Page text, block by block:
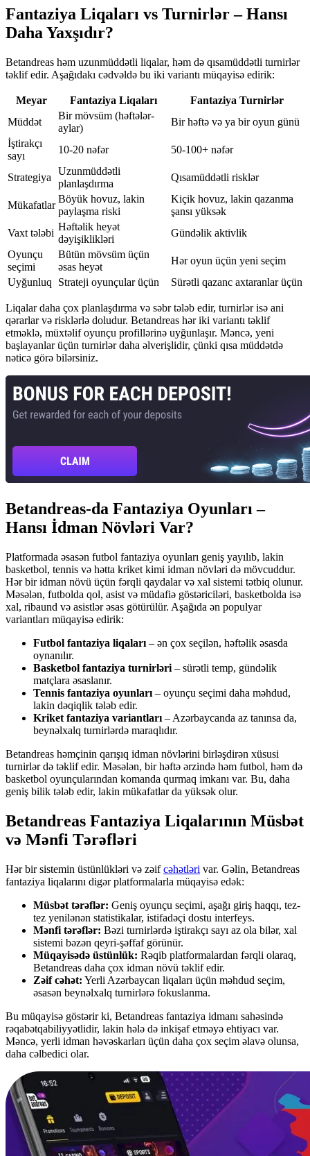
Fantaziya Liqaları vs Turnirlər – Hansı
Daha Yaxşıdır?
Betandreas həm uzunmüddətli liqalar, həm də qısamüddətli turnirlər
təklif edir. Aşağıdakı cədvəldə bu iki variantı müqayisə edirik:
Meyar Fantaziya Liqaları
Fantaziya Turnirlər
Müddət
Bir mövsüm (həftələr-
aylar)
Bir həftə və ya bir oyun günü
İştirakçı
sayı
10-20 nəfər 50-100+ nəfər
Strategiya
Uzunmüddətli
planlaşdırma
Qısamüddətli risklər
Mükafatlar
Böyük hovuz, lakin
paylaşma riski
Kiçik hovuz, lakin qazanma
şansı yüksək
Vaxt tələbi
Həftəlik heyət
dəyişiklikləri
Gündəlik aktivlik
Oyunçu
seçimi
Bütün mövsüm üçün
əsas heyət
Hər oyun üçün yeni seçim
Uyğunluq
Strateji oyunçular üçün Sürətli qazanc axtaranlar üçün
Liqalar daha çox planlaşdırma və səbr tələb edir, turnirlər isə ani
qərarlar və risklərlə doludur. Betandreas hər iki variantı təklif
etməklə, müxtəlif oyunçu profillərinə uyğunlaşır. Məncə, yeni
başlayanlar üçün turnirlər daha əlverişlidir, çünki qısa müddətdə
nəticə görə bilərsiniz.
Betandreas-da Fantaziya Oyunları –
Hansı İdman Növləri Var?
Platformada əsasən futbol fantaziya oyunları geniş yayılıb, lakin
basketbol, tennis və hətta kriket kimi idman növləri də mövcuddur.
Hər bir idman növü üçün fərqli qaydalar və xal sistemi tətbiq olunur.
Məsələn, futbolda qol, asist və müdafiə göstəriciləri, basketbolda isə
xal, ribaund və asistlər əsas götürülür. Aşağıda ən populyar
variantları müqayisə edirik:
Futbol fantaziya liqaları – ən çox seçilən, həftəlik əsasda
oynanılır.
Basketbol fantaziya turnirləri – sürətli temp, gündəlik
matçlara əsaslanır.
Tennis fantaziya oyunları – oyunçu seçimi daha məhdud,
lakin dəqiqlik tələb edir.
Kriket fantaziya variantları – Azərbaycanda az tanınsa da,
beynəlxalq turnirlərdə maraqlıdır.
Betandreas həmçinin qarışıq idman növlərini birləşdirən xüsusi
turnirlər də təklif edir. Məsələn, bir həftə ərzində həm futbol, həm də
basketbol oyunçularından komanda qurmaq imkanı var. Bu, daha
geniş bilik tələb edir, lakin mükafatlar da yüksək olur.
Betandreas Fantaziya Liqalarının Müsbət
və Mənfi Tərəfləri
Hər bir sistemin üstünlükləri və zəifcəhətləri var. Gəlin, Betandreas
fantaziya liqalarını digər platformalarla müqayisə edək:
Müsbət tərəflər: Geniş oyunçu seçimi, aşağı giriş haqqı, tez-
tez yenilənən statistikalar, istifadəçi dostu interfeys.
Mənfi tərəflər: Bəzi turnirlərdə iştirakçı sayı az ola bilər, xal
sistemi bəzən qeyri-şəffaf görünür.
Müqayisədə üstünlük: Rəqib platformalardan fərqli olaraq,
Betandreas daha çox idman növü təklif edir.
Zəif cəhət: Yerli Azərbaycan liqaları üçün məhdud seçim,
əsasən beynəlxalq turnirlərə fokuslanma.
Bu müqayisə göstərir ki, Betandreas fantaziya idmanı sahəsində
rəqabətqabiliyyətlidir, lakin hələ də inkişaf etməyə ehtiyacı var.
Məncə, yerli idman həvəskarları üçün daha çox seçim əlavə olunsa,
daha cəlbedici olar.